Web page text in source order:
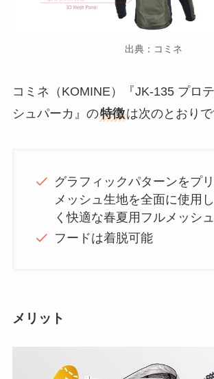
出典：コミネ
コミネ（KOMINE）『JK-135 プロ
シュパーカ』の特徴は次のとおりで
グラフィックパターンをプ
メッシュ生地を全面に使用
く快適な春夏用フルメッシ
フードは着脱可能
メリット